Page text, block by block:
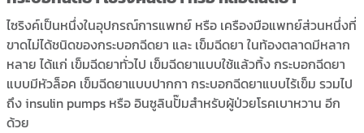
ไซริงค์เป็นหนึ่งในอุปกรณ์การแพทย์ หรือ เครืองมือแพทย์ส่วนหนึ่งที่
ขาดไม่ได้ชนิดของกระบอกฉีดยา และ เข็มฉีดยา ในท้องตลาดมีหลาก
หลาย ได้แก่ เข็มฉีดยาทั่วไป เข็มฉีดยาแบบใช้แล้วทิ้ง กระบอกฉีดยา
แบบมีหัวล็อค เข็มฉีดยาแบบปากกา กระบอกฉีดยาแบบไร้เข็ม รวมไป
ถึง insulin pumps หรือ อินซูลินปั๊มสำหรับผู้ป่วยโรคเบาหวาน อีก
ด้วย